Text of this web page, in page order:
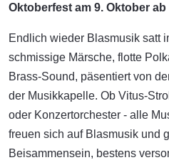
Oktoberfest am 9. Oktober
Endlich wieder Blasmusik satt
schmissige Märsche, flotte
Brass-Sound, päsentiert von
der Musikkapelle. Ob Vitus-
oder Konzertorchester - alle
freuen sich auf Blasmusik und
Beisammensein, bestens